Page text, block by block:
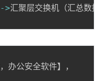
>汇聚层交换机（汇总数
办公安全软件】，